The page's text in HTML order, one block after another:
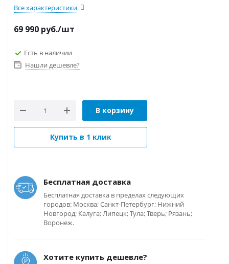
Все характеристики
69 990 руб./шт
Есть в наличии
Нашли дешевле?
В корзину
Купить в 1 клик
Бесплатная доставка
Бесплатная доставка в пределах следующих
городов: Москва; Санкт-Петербург; Нижний
Новгород; Калуга; Липецк; Тула; Тверь; Рязань;
Воронеж.
Хотите купить дешевле?